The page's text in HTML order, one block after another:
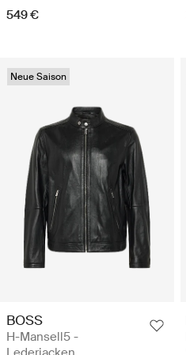
549 €
Neue Saison
BOSS
H-Mansell5 -